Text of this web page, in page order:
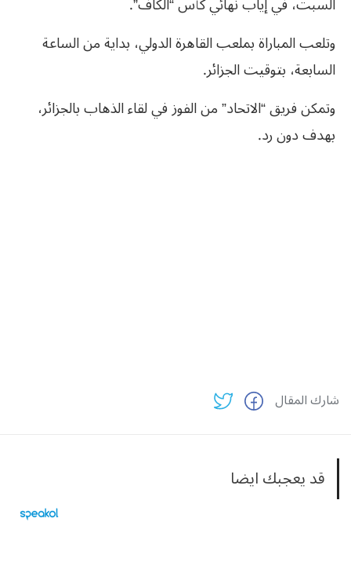
وتلعب المباراة بملعب القاهرة الدولي، بداية من الساعة
السابعة، بتوقيت الجزائر.
وتمكن فريق “الاتحاد” من الفوز في لقاء الذهاب بالجزائر،
بهدف دون رد.
شارك المقال
قد يعجبك ايضا